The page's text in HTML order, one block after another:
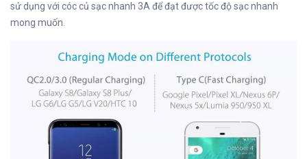
sử dụng với cóc củ sạc nhanh 3A để đạt được tốc độ sạc nhanh
mong muốn.